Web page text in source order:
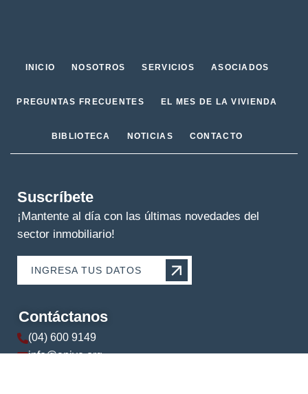
INICIO NOSOTROS SERVICIOS ASOCIADOS
PREGUNTAS FRECUENTES EL MES DE LA VIVIENDA
BIBLIOTECA NOTICIAS CONTACTO
Suscríbete
¡Mantente al día con las últimas novedades del
sector inmobiliario!
INGRESA TUS DATOS
Contáctanos
(04) 600 9149
info@apive.org